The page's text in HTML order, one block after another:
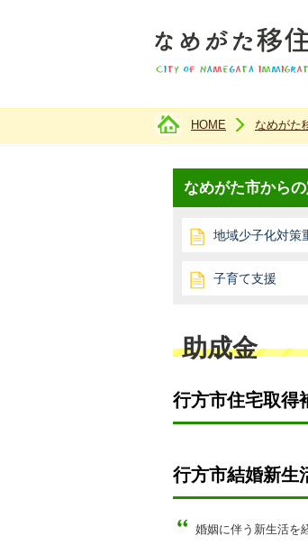
現在のページ
HOME なめがた
なめがた市から
地域少子化対策
子育て支援
助成金
行方市住宅取得
行方市結婚新生
婚姻に伴う新生活を